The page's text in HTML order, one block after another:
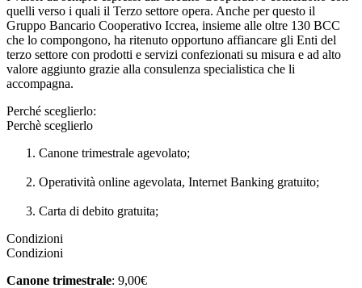
quelli verso i quali il Terzo settore opera. Anche per questo il
Gruppo Bancario Cooperativo Iccrea, insieme alle oltre 130 BCC
che lo compongono, ha ritenuto opportuno affiancare gli Enti del
terzo settore con prodotti e servizi confezionati su misura e ad alto
valore aggiunto grazie alla consulenza specialistica che li
accompagna.
Perché sceglierlo:
Perchè sceglierlo
Canone trimestrale agevolato;
Operatività online agevolata, Internet Banking gratuito;
Carta di debito gratuita;
Condizioni
Condizioni
Canone trimestrale: 9,00€